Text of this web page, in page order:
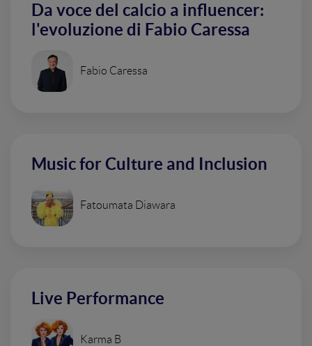
Da voce del calcio a influencer:
l'evoluzione di Fabio Caressa
Fabio Caressa
Music for Culture and Inclusion
Fatoumata Diawara
Live Performance
Karma B